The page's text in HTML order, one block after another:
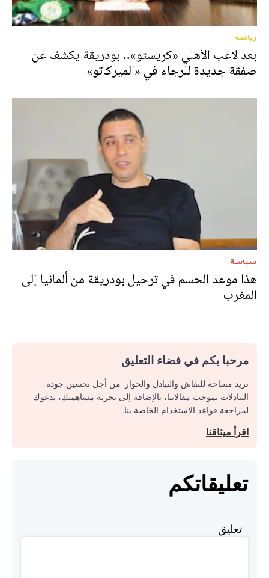
رياضة
بعد لاعب الأهلي «كريستو».. بودريقة يكشف عن
صفقة جديدة للرجاء في «الميركاتو»
سياسة
هذا موعد الحسم في ترحيل بودريقة من ألمانيا إلى
المغرب
مرحبا بكم في فضاء التعليق
نريد مساحة للنقاش والتبادل والحوار. من أجل تحسين جودة
التبادلات بموجب مقالاتنا، بالإضافة إلى تجربة مساهمتك، ندعوك
لمراجعة قواعد الاستخدام الخاصة بنا.
اقرأ ميثاقنا
تعليقاتكم
تعليق